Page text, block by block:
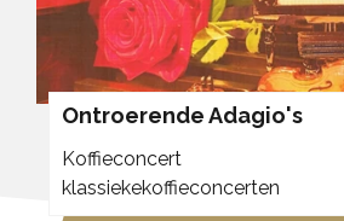
Ontroerende Adagio's
Koffieconcert
klassiekekoffieconcerten